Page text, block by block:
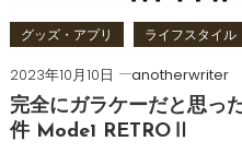
グッズ・アプリ ライフスタイル
2023年10月10日
anotherwriter
完全にガラケーだと思っ
件 Mode1 RETROⅡ